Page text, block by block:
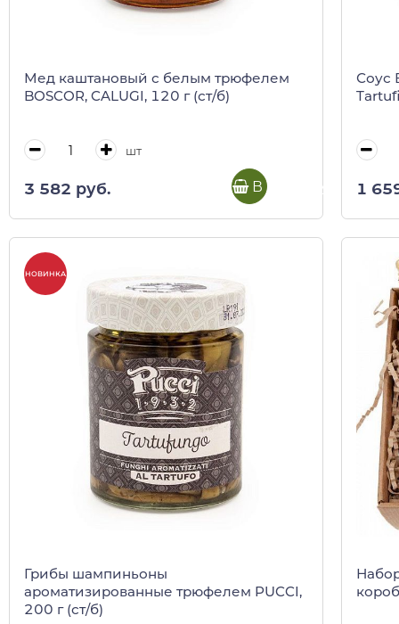
Мед каштановый с белым трюфелем
BOSCOR, CALUGI, 120 г (ст/б)
шт
3 582 руб. В корзину
Соус
1
НОВИНКА
Грибы шампиньоны
ароматизированные трюфелем PUCCI,
200 г (ст/б)